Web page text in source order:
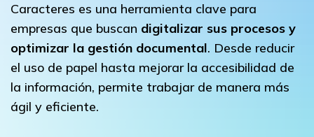
Caracteres es una herramienta clave para
empresas que buscan digitalizar sus procesos y
optimizar la gestión documental. Desde reducir
el uso de papel hasta mejorar la accesibilidad de
la información, permite trabajar de manera más
ágil y eficiente.